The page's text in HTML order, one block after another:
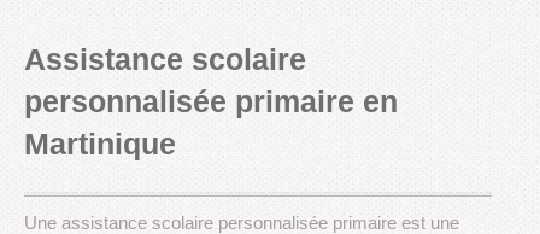
Assistance scolaire
personnalisée primaire en
Martinique
Une assistance scolaire personnalisée primaire est une